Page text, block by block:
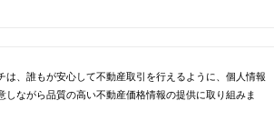
は、誰もが安心して不動産取引を行えるように、個人情報
しながら品質の高い不動産価格情報の提供に取り組みま